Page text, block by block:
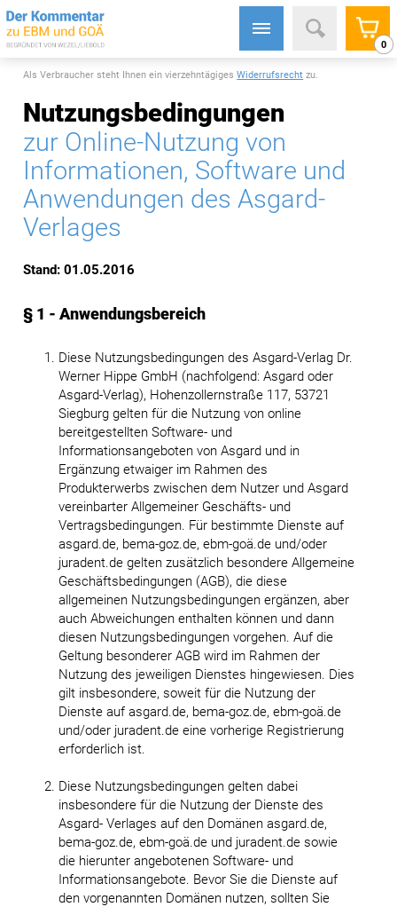
0
Als Verbraucher steht Ihnen ein vierzehntägigesWiderrufsrecht zu.
Nutzungsbedingungen
zur Online-Nutzung von
Informationen, Software und
Anwendungen des Asgard-
Verlages
Stand: 01.05.2016
§ 1 - Anwendungsbereich
Diese Nutzungsbedingungen des Asgard-Verlag Dr.
Werner Hippe GmbH (nachfolgend: Asgard oder
Asgard-Verlag), Hohenzollernstraße 117, 53721
Siegburg gelten für die Nutzung von online
bereitgestellten Software- und
Informationsangeboten von Asgard und in
Ergänzung etwaiger im Rahmen des
Produkterwerbs zwischen dem Nutzer und Asgard
vereinbarter Allgemeiner Geschäfts- und
Vertragsbedingungen. Für bestimmte Dienste auf
asgard.de, bema-goz.de, ebm-goä.de und/oder
juradent.de gelten zusätzlich besondere Allgemeine
Geschäftsbedingungen (AGB), die diese
allgemeinen Nutzungsbedingungen ergänzen, aber
auch Abweichungen enthalten können und dann
diesen Nutzungsbedingungen vorgehen. Auf die
Geltung besonderer AGB wird im Rahmen der
Nutzung des jeweiligen Dienstes hingewiesen. Dies
gilt insbesondere, soweit für die Nutzung der
Dienste auf asgard.de, bema-goz.de, ebm-goä.de
und/oder juradent.de eine vorherige Registrierung
erforderlich ist.
Diese Nutzungsbedingungen gelten dabei
insbesondere für die Nutzung der Dienste des
Asgard- Verlages auf den Domänen asgard.de,
bema-goz.de, ebm-goä.de und juradent.de sowie
die hierunter angebotenen Software- und
Informationsangebote. Bevor Sie die Dienste auf
den vorgenannten Domänen nutzen, sollten Sie